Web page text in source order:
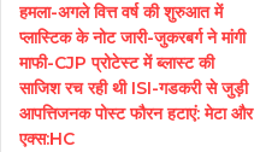
हमला-अगले वित्त वर्ष की शुरुआत में
प्लास्टिक के नोट जारी-जुकरबर्ग ने मांगी
माफी-CJP प्रोटेस्ट में ब्लास्ट की
साजिश रच रही थी ISI-गडकरी से जुड़ी
आपत्तिजनक पोस्ट फौरन हटाएं: मेटा और
एक्स:HC